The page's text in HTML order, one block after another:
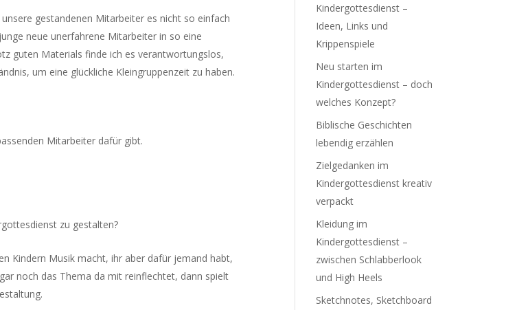
gestandenen Mitarbeiter es nicht so einfach
neue unerfahrene Mitarbeiter in so eine
guten Materials finde ich es verantwortungslos,
um eine glückliche Kleingruppenzeit zu haben.
Mitarbeiter dafür gibt.
zu gestalten?
Kindern Musik macht, ihr aber dafür jemand habt,
noch das Thema da mit reinflechtet, dann spielt
Kindergottesdienst –
Ideen, Links und
Krippenspiele
Neu starten im
Kindergottesdienst – doch
welches Konzept?
Biblische Geschichten
lebendig erzählen
Zielgedanken im
Kindergottesdienst kreativ
verpackt
Kleidung im
Kindergottesdienst –
zwischen Schlabberlook
und High Heels
Sketchnotes, Sketchboard